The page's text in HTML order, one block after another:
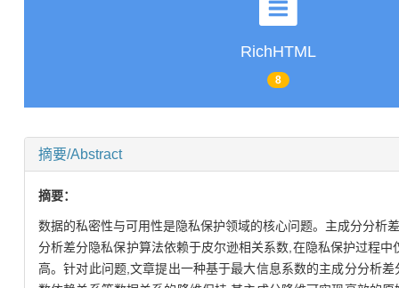
RichHTML
8
摘要/Abstract
摘要：
数据的私密性与可用性是隐私保护领域的核心问题。主成分分析
分析差分隐私保护算法依赖于皮尔逊相关系数,在隐私保护过程
高。针对此问题,文章提出一种基于最大信息系数的主成分分析